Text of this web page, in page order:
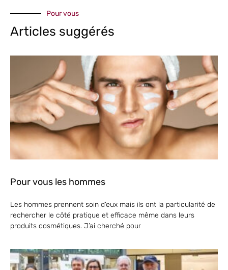
Pour vous
Articles suggérés
Pour vous les hommes
Les hommes prennent soin d’eux mais ils ont la particularité de
rechercher le côté pratique et efficace même dans leurs
produits cosmétiques. J’ai cherché pour